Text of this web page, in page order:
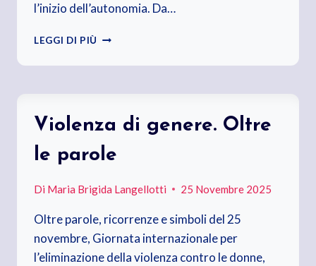
l’inizio dell’autonomia. Da…
LEGGI DI PIÙ QUESTIONE
“PRIMI
Violenza di genere. Oltre
le parole
Di Maria Brigida Langellotti 25 Novembre 2025
Oltre parole, ricorrenze e simboli del 25
novembre, Giornata internazionale per
l’eliminazione della violenza contro le donne,